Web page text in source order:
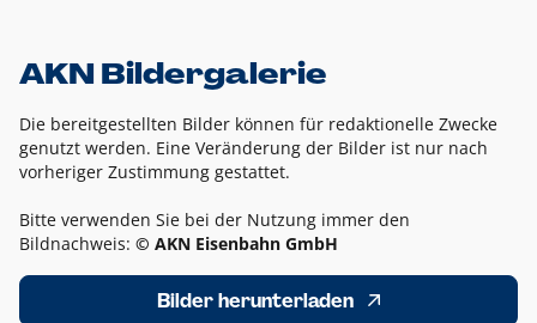
AKN Bildergalerie
Die bereitgestellten Bilder können für redaktionelle Zwecke
genutzt werden. Eine Veränderung der Bilder ist nur nach
vorheriger Zustimmung gestattet.
Bitte verwenden Sie bei der Nutzung immer den
Bildnachweis: © AKN Eisenbahn GmbH
Bilder herunterladen